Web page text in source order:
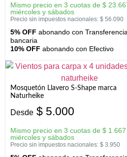
Mismo precio en 3 cuotas de $
miércoles y sábados
Precio sin impuestos nacionales: $ 56.090
5% OFF abonando con Transferencia
bancaria
10% OFF abonando con Efectivo
Mosquetón Llavero S-Shape marca
Naturheike
Desde $ 5.000
Mismo precio en 3 cuotas de $ 1.667
miércoles y sábados
Precio sin impuestos nacionales: $ 3.950